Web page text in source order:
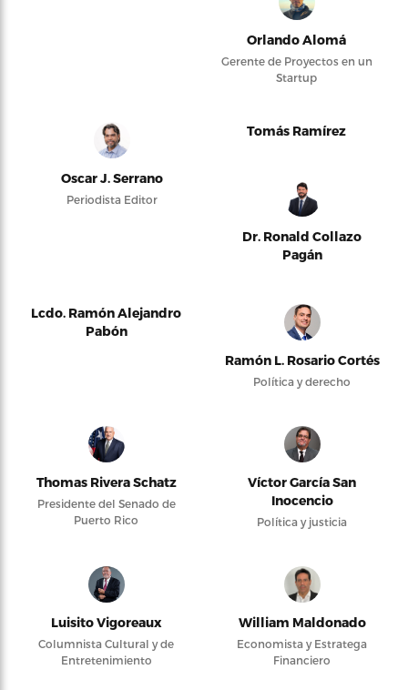
Orlando Alomá
Gerente de Proyectos en un
Startup
Oscar J. Serrano
Periodista Editor
Tomás Ramírez
Dr. Ronald Collazo
Pagán
Lcdo. Ramón Alejandro
Pabón
Ramón L. Rosario Cortés
Política y derecho
Thomas Rivera Schatz
Presidente del Senado de
Puerto Rico
Víctor García San
Inocencio
Política y justicia
Luisito Vigoreaux
Columnista Cultural y de
Entretenimiento
William Maldonado
Economista y Estratega
Financiero